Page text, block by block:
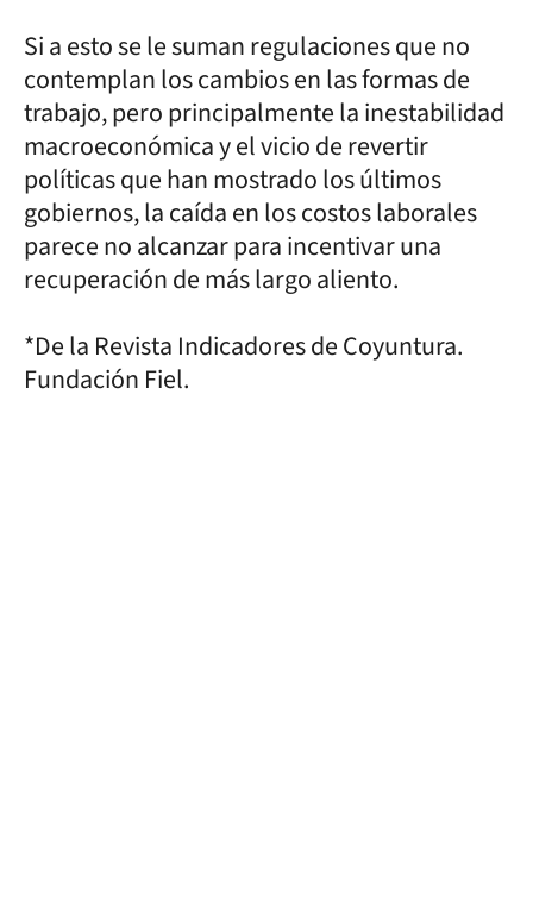
Si a esto se le suman regulaciones que no
contemplan los cambios en las formas de
trabajo, pero principalmente la inestabilidad
macroeconómica y el vicio de revertir
políticas que han mostrado los últimos
gobiernos, la caída en los costos laborales
parece no alcanzar para incentivar una
recuperación de más largo aliento.
*De la Revista Indicadores de Coyuntura.
Fundación Fiel.